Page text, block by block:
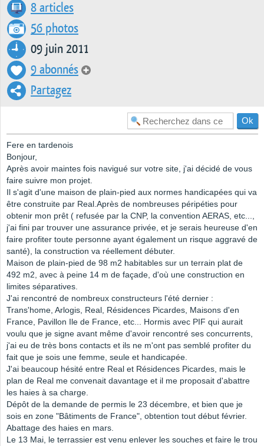
8 articles
56 photos
09 juin 2011
9 abonnés
Partagez
Fere en tardenois
Bonjour,
Après avoir maintes fois navigué sur votre site, j'ai décidé de vous
faire suivre mon projet.
Il s'agit d'une maison de plain-pied aux normes handicapées qui va
être construite par Real.Après de nombreuses péripéties pour
obtenir mon prêt ( refusée par la CNP, la convention AERAS, etc...,
j'ai fini par trouver une assurance privée, et je serais heureuse d'en
faire profiter toute personne ayant également un risque aggravé de
santé), la construction va réellement débuter.
Maison de plain-pied de 98 m2 habitables sur un terrain plat de
492 m2, avec à peine 14 m de façade, d'où une construction en
limites séparatives.
J'ai rencontré de nombreux constructeurs l'été dernier :
Trans'home, Arlogis, Real, Résidences Picardes, Maisons d'en
France, Pavillon Ile de France, etc... Hormis avec PIF qui aurait
voulu que je signe avant même d'avoir rencontré ses concurrents,
j'ai eu de très bons contacts et ils ne m'ont pas semblé profiter du
fait que je sois une femme, seule et handicapée.
J'ai beaucoup hésité entre Real et Résidences Picardes, mais le
plan de Real me convenait davantage et il me proposait d'abattre
les haies à sa charge.
Dépôt de la demande de permis le 23 décembre, et bien que je
sois en zone "Bâtiments de France", obtention tout début février.
Abattage des haies en mars.
Le 13 Mai, le terrassier est venu enlever les souches et faire le trou